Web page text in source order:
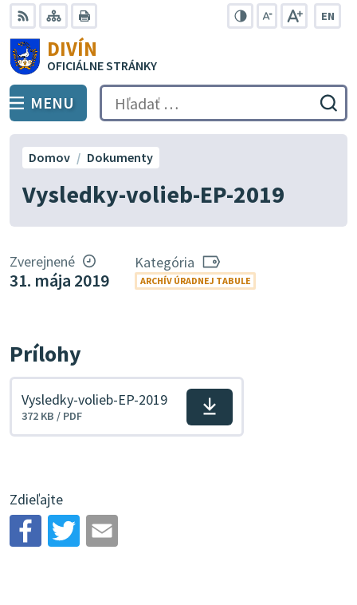
Preskočiť
na
obsah
RSS Mapa
EN
DIVÍN
OFICIÁLNE STRÁNKY
PREPNÚŤ
MENU Hľadať:
Vysledky-volieb-EP-2019
Domov Dokumenty
Zverejnené
31. mája 2019
Kategória
ARCHÍV ÚRADNEJ TABULE
Prílohy
Stiahnuť
Vysledky-volieb-EP-2019
372 KB / PDF
Zdieľajte